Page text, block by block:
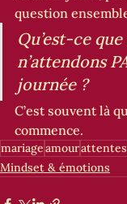
question
Qu’est-ce
n’attendons
journée ?
C’est souvent là
commence.
mariageamourattentes
Mindset & émotions